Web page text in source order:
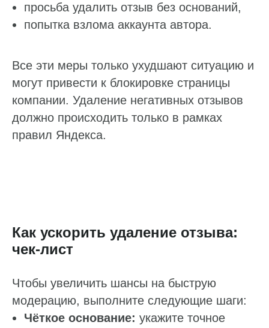
просьба удалить отзыв без оснований,
попытка взлома аккаунта автора.
Все эти меры только ухудшают ситуацию и
могут привести к блокировке страницы
компании. Удаление негативных отзывов
должно происходить только в рамках
правил Яндекса.
Как ускорить удаление отзыва:
чек‑лист
Чтобы увеличить шансы на быструю
модерацию, выполните следующие шаги:
Чёткое основание: укажите точное
и автоответы
Теги и автоответы
Статистика по отзывам
Суммаризация отзывов
Интеграции
О нас
Наши клиенты
Вакансии
Документы
Активатор отзывов